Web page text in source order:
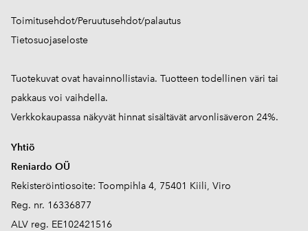
Toimitusehdot/Peruutusehdot/palautus
Tietosuojaseloste
Tuotekuvat ovat havainnollistavia. Tuotteen todellinen väri tai
pakkaus voi vaihdella.
Verkkokaupassa näkyvät hinnat sisältävät arvonlisäveron 24%.
Yhtiö
Reniardo OÜ
Rekisteröintiosoite: Toompihla 4, 75401 Kiili, Viro
Reg. nr. 16336877
ALV reg. EE102421516